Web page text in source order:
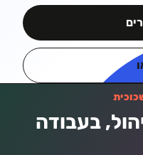
בעבודה